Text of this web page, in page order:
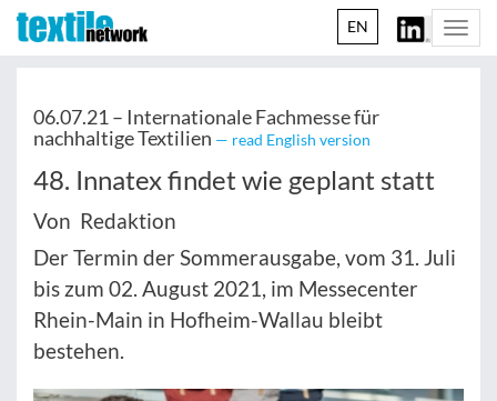
EN
06.07.21 – Internationale Fachmesse für
nachhaltige Textilien — read English version
48. Innatex findet wie geplant statt
Von Redaktion
Der Termin der Sommerausgabe, vom 31. Juli
bis zum 02. August 2021, im Messecenter
Rhein-Main in Hofheim-Wallau bleibt
bestehen.